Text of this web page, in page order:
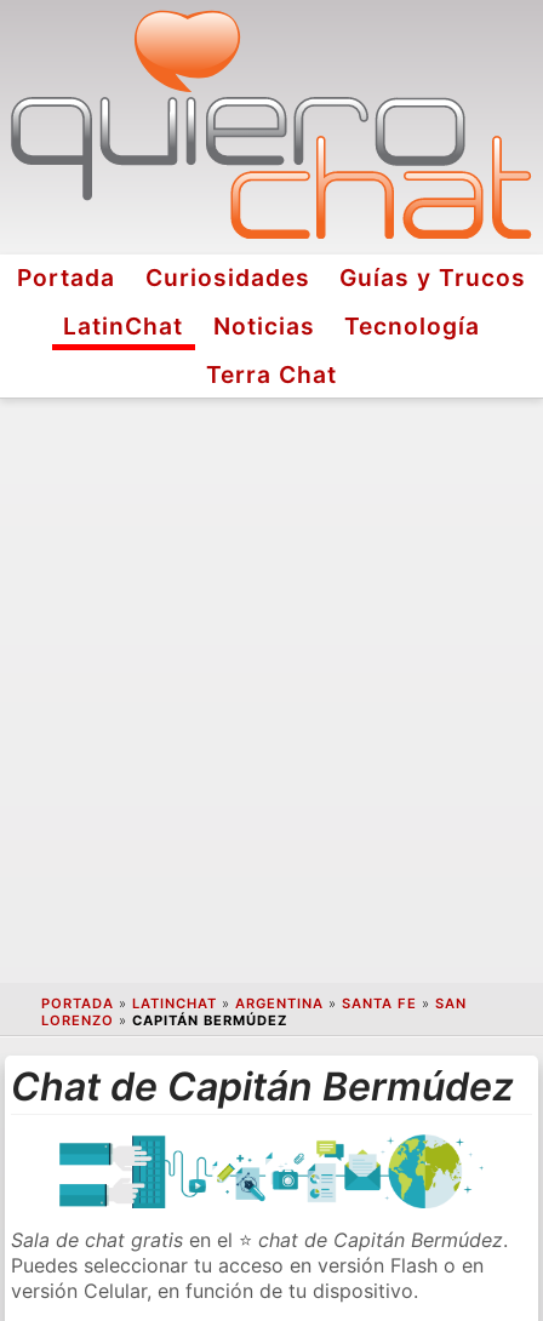
Portada Curiosidades
Guías y Trucos
LatinChat
Noticias
Tecnología
Terra Chat
PORTADA » LATINCHAT » ARGENTINA » SANTA FE » SAN
LORENZO » CAPITÁN BERMÚDEZ
Chat de Capitán Bermúdez
Sala de chat gratis en el ⭐chat de Capitán Bermúdez.
Puedes seleccionar tu acceso en versión Flash o en
versión Celular, en función de tu dispositivo.